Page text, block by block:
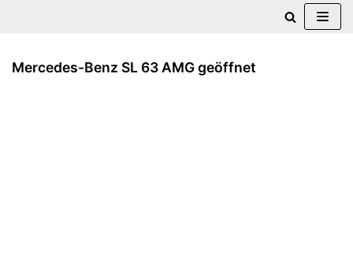
Inhalt
Mercedes-Benz SL 63 AMG geöffnet